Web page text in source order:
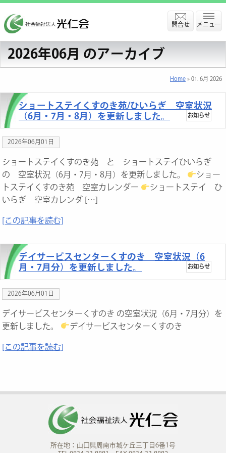
メニュー
問合せ
2026年06月 のアーカイブ
Home» 01. 6月 2026
ショートステイくすのき苑/ひいらぎ 空室状況
（6月・7月・8月）を更新しました。
お知らせ
2026年06月01日
ショートステイくすのき苑 と ショートステイひいらぎ
の 空室状況（6月・7月・8月）を更新しました。
ショー
トステイくすのき苑 空室カレンダー
ショートステイ ひ
いらぎ 空室カレンダ […]
[この記事を読む]
デイサービスセンターくすのき 空室状況（6
月・7月分）を更新しました。
お知らせ
2026年06月01日
デイサービスセンターくすのき の空室状況（6月・7月分）を
更新しました。
デイサービスセンターくすのき
[この記事を読む]
所在地：山口県周南市城ケ丘三丁目6番1号